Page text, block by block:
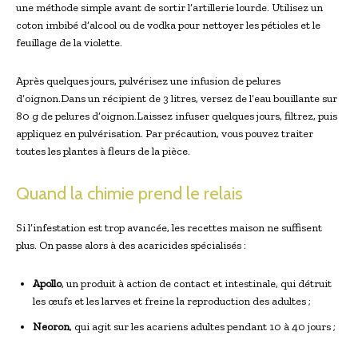
une méthode simple avant de sortir l’artillerie lourde. Utilisez un
coton imbibé d’alcool ou de vodka pour nettoyer les pétioles et le
feuillage de la violette.
Après quelques jours, pulvérisez une infusion de pelures
d’oignon.Dans un récipient de 3 litres, versez de l’eau bouillante sur
80 g de pelures d’oignon.Laissez infuser quelques jours, filtrez, puis
appliquez en pulvérisation. Par précaution, vous pouvez traiter
toutes les plantes à fleurs de la pièce.
Quand la chimie prend le relais
Si l’infestation est trop avancée, les recettes maison ne suffisent
plus. On passe alors à des acaricides spécialisés :
Apollo, un produit à action de contact et intestinale, qui détruit
les œufs et les larves et freine la reproduction des adultes ;
Neoron, qui agit sur les acariens adultes pendant 10 à 40 jours ;